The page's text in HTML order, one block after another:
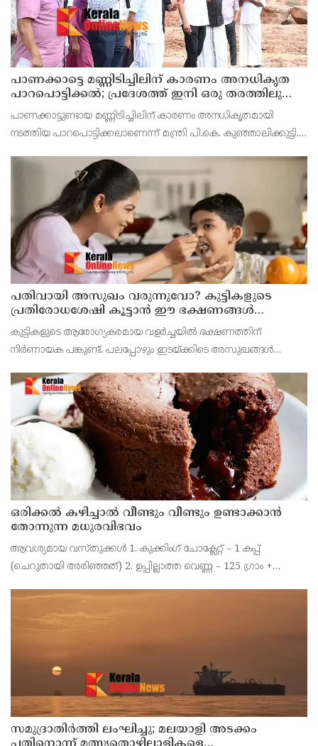
പാണക്കാട്ടെ മണ്ണിടിച്ചിലിന് കാരണം അനധികൃത
പാറപൊട്ടിക്കൽ; പ്രദേശത്ത് ഇനി ഒരു തരത്തിലുള്ള
നിർമാണ പ്രവർത്തനങ്ങളും അനുവദിക്കില്ലെന്ന്
മന്ത്രി പികെ കുഞ്ഞാലിക്കുട്ടി
പാണക്കാട്ടുണ്ടായ മണ്ണിടിച്ചിലിന് കാരണം അനധികൃതമായി
നടത്തിയ പാറപൊട്ടിക്കലാണെന്ന് മന്ത്രി പി.കെ. കുഞ്ഞാലിക്കുട്ടി.
അനുമതി നൽകിയിരുന്നത്. എന്നാൽ ഇത
പതിവായി അസുഖം വരുന്നുവോ? കുട്ടികളുടെ
പ്രതിരോധശേഷി കൂട്ടാൻ ഈ ഭക്ഷണങ്ങൾ
കൊടുക്കൂ
കുട്ടികളുടെ ആരോഗ്യകരമായ വളർച്ചയിൽ ഭക്ഷണത്തിന്
നിർണായക പങ്കുണ്ട്. പലപ്പോഴും ഇടയ്ക്കിടെ അസുഖങ്ങൾ
കുറയുന്നതാണ്.
ഒരിക്കൽ കഴിച്ചാൽ വീണ്ടും വീണ്ടും ഉണ്ടാക്കാൻ
തോന്നുന്ന മധുരവിഭവം
ആവശ്യമായ വസ്തുക്കൾ 1. കുക്കിംഗ് ചോക്ലേറ്റ് – 1 കപ്പ്
(ചെറുതായി അരിഞ്ഞത്) 2. ഉപ്പില്ലാത്ത വെണ്ണ – 125 ഗ്രാം +
പഞ്ചസാര – അര കപ്പ് + 2 ടേബിൾസ്പൂ
സമുദ്രാതിർത്തി ലംഘിച്ചു; മലയാളി അടക്കം